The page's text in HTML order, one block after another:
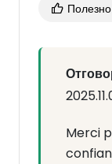
Полезно
Merci